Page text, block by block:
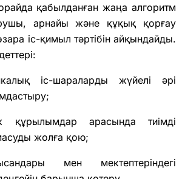
қабылданған жаңа алгоритм
арнайы және құқық қорғау
іс-қимыл тәртібін айқындайды.
іс-шараларды жүйелі әрі
құрылымдар арасында тиімді
жолға қою;
мен мектептеріндегі